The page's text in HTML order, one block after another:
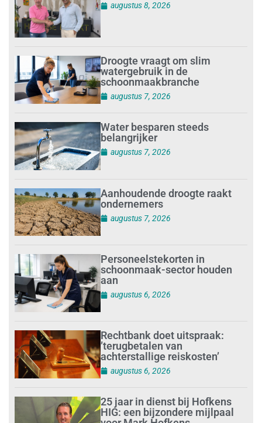
augustus 8, 2026
Droogte vraagt om slim
watergebruik in de
schoonmaakbranche
augustus 7, 2026
Water besparen steeds
belangrijker
augustus 7, 2026
Aanhoudende droogte raakt
ondernemers
augustus 7, 2026
Personeelstekorten in
schoonmaak-sector houden
aan
augustus 6, 2026
Rechtbank doet uitspraak:
’terugbetalen van
achterstallige reiskosten’
augustus 6, 2026
25 jaar in dienst bij Hofkens
HIG: een bijzondere mijlpaal